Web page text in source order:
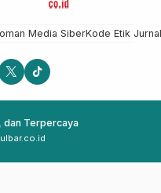
Media SiberKode Etik
dan Terpercaya